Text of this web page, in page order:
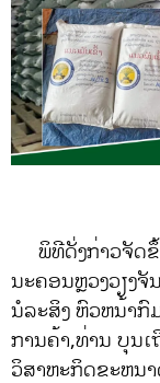
ພິທີດັ່ງກ່າວຈັດຂຶ້
ນະຄອນຫຼວງວຽງຈັ
ນໍລະສິງ ຫົວຫນ້າກົ
ການຄ້າ,ທ່ານ ບຸນເ
ວິສາຫະກິດຂະຫນ